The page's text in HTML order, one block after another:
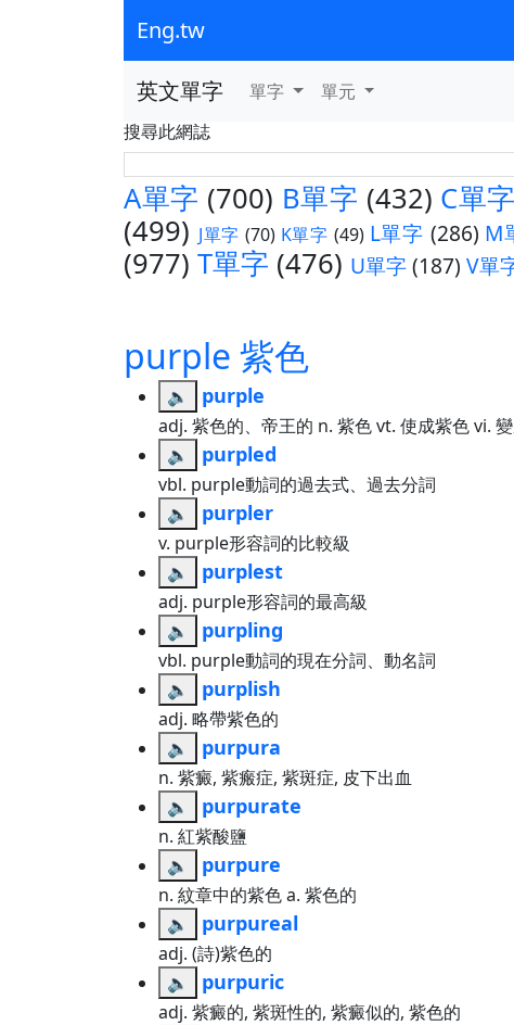
Eng.tw
英文單字 單字
單元
搜尋此網誌
A單字 (700) B單字 (432) C單字
(499) J單字 (70) K單字 (49) L單字 (286) M
(977) T單字 (476) U單字(187) V單
purple 紫色
🔈 purple
adj. 紫色的、帝王的 n. 紫色 vt. 使成紫色 vi.
🔈
purpled
vbl. purple動詞的過去式、過去分詞
🔈
purpler
v. purple形容詞的比較級
🔈
purplest
adj. purple形容詞的最高級
🔈
purpling
vbl. purple動詞的現在分詞、動名詞
🔈
purplish
adj. 略帶紫色的
🔈
purpura
n. 紫癜, 紫瘢症, 紫斑症, 皮下出血
🔈
purpurate
n. 紅紫酸鹽
🔈
purpure
n. 紋章中的紫色 a. 紫色的
🔈
purpureal
adj. (詩)紫色的
🔈
purpuric
adj. 紫癜的, 紫斑性的, 紫癜似的, 紫色的